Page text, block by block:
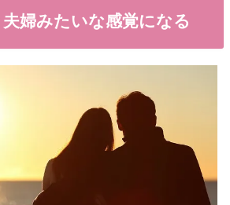
婦みたいな感覚になる